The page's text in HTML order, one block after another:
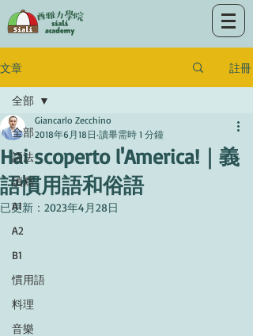
文章 註冊
全部
語法
讀寫
A1
A2
B1
慣用語
料理
音樂
全部
Hai scoperto l'America!｜義
語慣用語和俗語
Giancarlo Zecchino
2018年6月18日 讀畢需時 1 分鐘
已更新： 2023年4月28日